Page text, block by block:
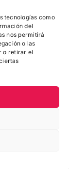
tecnologías como
del
nos permitirá
o las
o retirar el